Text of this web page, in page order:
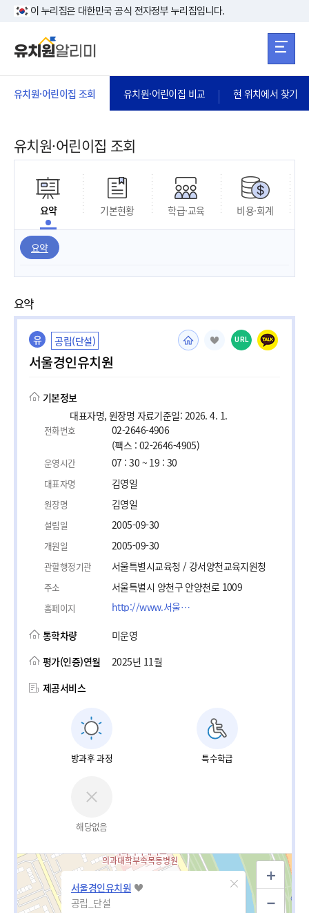
본문 바로가기
이 누리집은 대한민국 공식 전자정부 누리집입니다.
유치원·어린이집 조회 유치원·어린이집 비교 현 위치에서 찾기
유치원·어린이집 조회
요약 기본현황 학급·교육 비용·회계
요약
요약
유 공립(단설)
서울경인유치원
URL
기본정보
대표자명, 원장명 자료기준일: 2026. 4. 1.
전화번호
02-2646-4906
(팩스 : 02-2646-4905)
운영시간 07 : 30 ~ 19 : 30
대표자명 김영일
원장명 김영일
설립일 2005-09-30
개원일 2005-09-30
관할행정기관 서울특별시교육청 / 강서양천교육지원청
주소 서울특별시 양천구 안양천로 1009
홈페이지 http://www.서울경인유치원.com/
통학차량
미운영
평가(인증)연월
2025년 11월
제공서비스
방과후 과정 특수학급
해당없음
서울경인유치원
공립_단설